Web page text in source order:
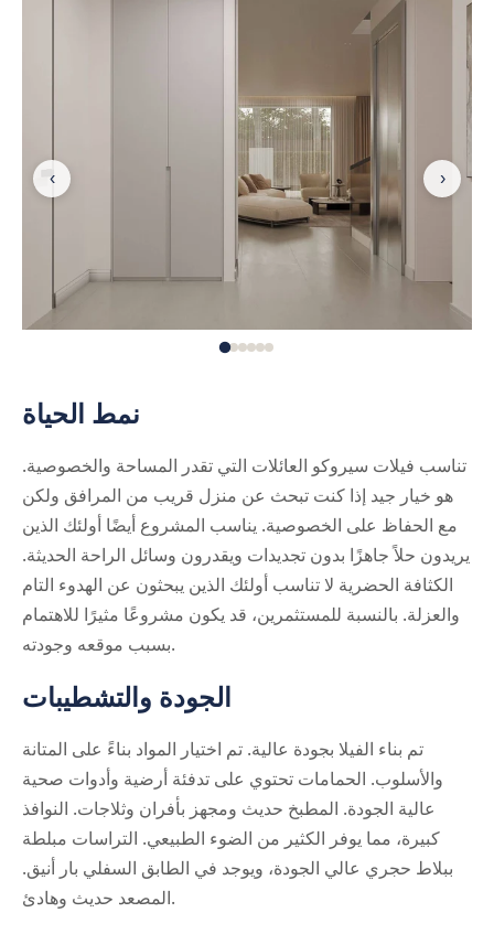
نمط الحياة
تناسب فيلات سيروكو العائلات التي تقدر المساحة والخصوصية.
هو خيار جيد إذا كنت تبحث عن منزل قريب من المرافق ولكن
مع الحفاظ على الخصوصية. يناسب المشروع أيضًا أولئك الذين
يريدون حلاً جاهزًا بدون تجديدات ويقدرون وسائل الراحة الحديثة.
الكثافة الحضرية لا تناسب أولئك الذين يبحثون عن الهدوء التام
والعزلة. بالنسبة للمستثمرين، قد يكون مشروعًا مثيرًا للاهتمام
بسبب موقعه وجودته.
الجودة والتشطيبات
تم بناء الفيلا بجودة عالية. تم اختيار المواد بناءً على المتانة
والأسلوب. الحمامات تحتوي على تدفئة أرضية وأدوات صحية
عالية الجودة. المطبخ حديث ومجهز بأفران وثلاجات. النوافذ
كبيرة، مما يوفر الكثير من الضوء الطبيعي. التراسات مبلطة
ببلاط حجري عالي الجودة، ويوجد في الطابق السفلي بار أنيق.
المصعد حديث وهادئ.
‹ ›